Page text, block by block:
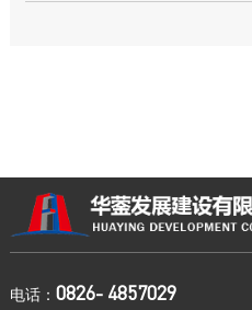
电话： 0826- 4857029